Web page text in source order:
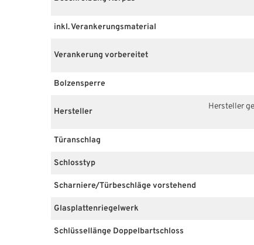
inkl. Verankerungsmaterial
Verankerung vorbereitet
Bolzensperre
Hersteller
Hersteller
Türanschlag
Schlosstyp
Scharniere/Türbeschläge vorstehend
Glasplattenriegelwerk
Schlüssellänge Doppelbartschloss